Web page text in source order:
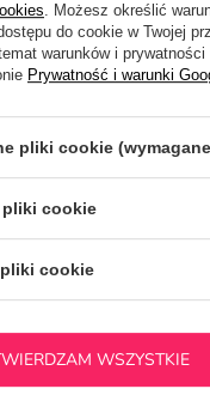
z
. Możesz określić
do cookie w Twojej
warunków i prywatności
Prywatność i warunki
pliki cookie
cookie
cookie
WSZYSTKIE